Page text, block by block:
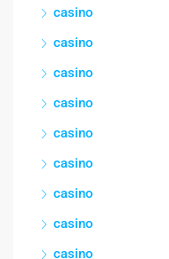
casino
casino
casino
casino
casino
casino
casino
casino
casino